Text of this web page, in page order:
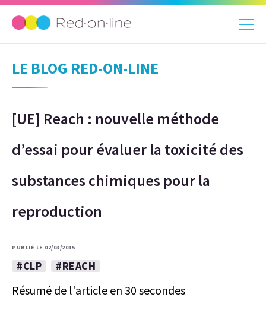
LE BLOG RED-ON-LINE
[UE] Reach : nouvelle méthode
d’essai pour évaluer la toxicité des
substances chimiques pour la
reproduction
PUBLIÉ LE 02/03/2015
#CLP #REACH
Résumé de l'article en 30 secondes